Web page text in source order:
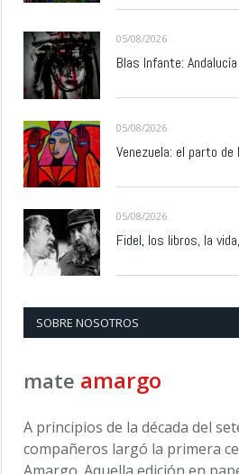
05/08/2026
Blas Infante:
05/08/2026
Venezuela: el parto de
05/08/2026
Fidel, los libros, la
SOBRE NOSOTROS
mate amargo
A principios de la década del
compañeros largó la primera